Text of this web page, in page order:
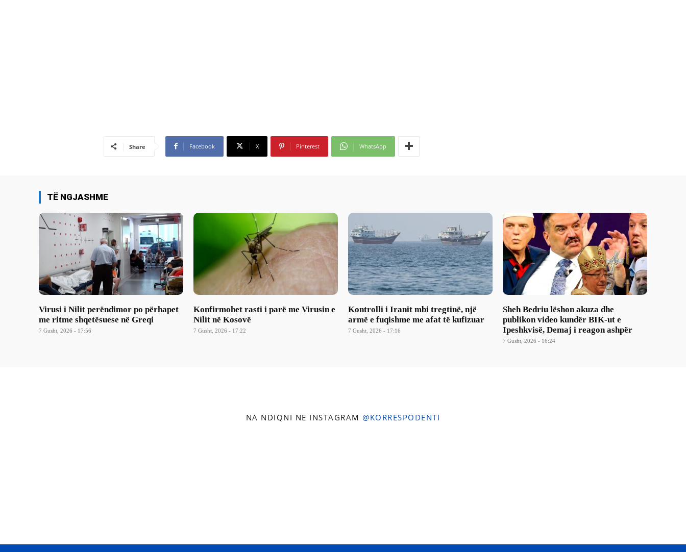
Share Facebook X Pinterest WhatsApp
TË NGJASHME
Virusi i Nilit perëndimor po përhapet
me ritme shqetësuese në Greqi
7 Gusht, 2026 - 17:56
Konfirmohet rasti i parë me Virusin e
Nilit në Kosovë
7 Gusht, 2026 - 17:22
Kontrolli i Iranit mbi tregtinë, një
armë e fuqishme me afat të kufizuar
7 Gusht, 2026 - 17:16
Sheh Bedriu lëshon akuza dhe
publikon video kundër BIK-ut e
Ipeshkvisë, Demaj i reagon ashpër
7 Gusht, 2026 - 16:24
NA NDIQNI NË INSTAGRAM @KORRESPODENTI